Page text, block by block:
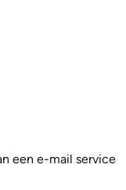
een e-mail service